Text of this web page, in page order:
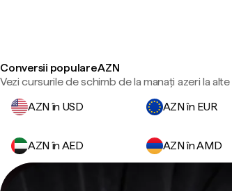
Conversii populare AZN
Vezi cursurile de schimb de la manați azeri la
AZN în USD
AZN în EUR
AZN în AED AZN în AMD